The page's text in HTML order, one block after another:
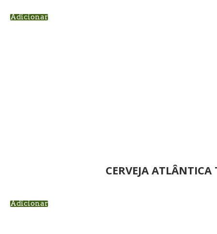
Adicionar
CERVEJA ATLÂNTICA
Adicionar